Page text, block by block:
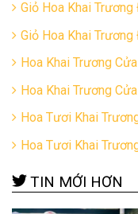
Giỏ Hoa Khai
Giỏ Hoa Khai
Hoa Khai Trương
Hoa Khai Trương
Hoa Tươi Khai
Hoa Tươi Khai
TIN MỚI HƠN